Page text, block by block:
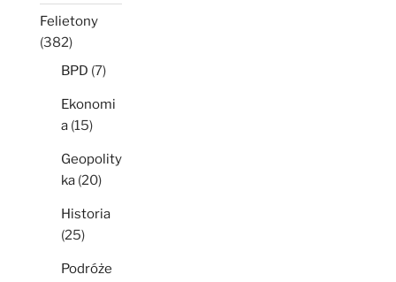
Felietony
(382)
BPD (7)
Ekonomi
a (15)
Geopolity
ka (20)
Historia
(25)
Podróże